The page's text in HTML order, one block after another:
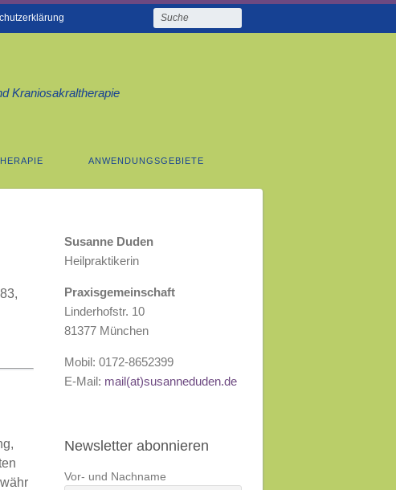
Kraniosakraltherapie
ANWENDUNGSGEBIETE
Susanne Duden
Heilpraktikerin
Praxisgemeinschaft
Linderhofstr. 10
81377 München
Mobil: 0172-8652399
E-Mail: mail(at)susanneduden.de
Newsletter abonnieren
Vor- und Nachname